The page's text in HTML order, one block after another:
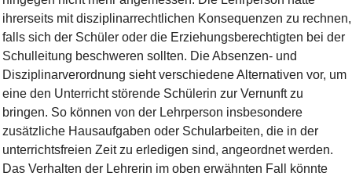
ihrerseits mit disziplinarrechtlichen Konsequenzen zu rechnen,
falls sich der Schüler oder die Erziehungsberechtigten bei der
Schulleitung beschweren sollten. Die Absenzen- und
Disziplinarverordnung sieht verschiedene Alternativen vor, um
eine den Unterricht störende Schülerin zur Vernunft zu
bringen. So können von der Lehrperson insbesondere
zusätzliche Hausaufgaben oder Schularbeiten, die in der
unterrichtsfreien Zeit zu erledigen sind, angeordnet werden.
Das Verhalten der Lehrerin im oben erwähnten Fall könnte